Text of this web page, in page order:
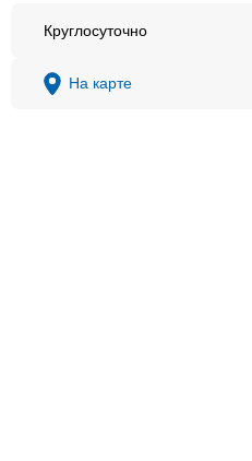
Круглосуточно
На карте